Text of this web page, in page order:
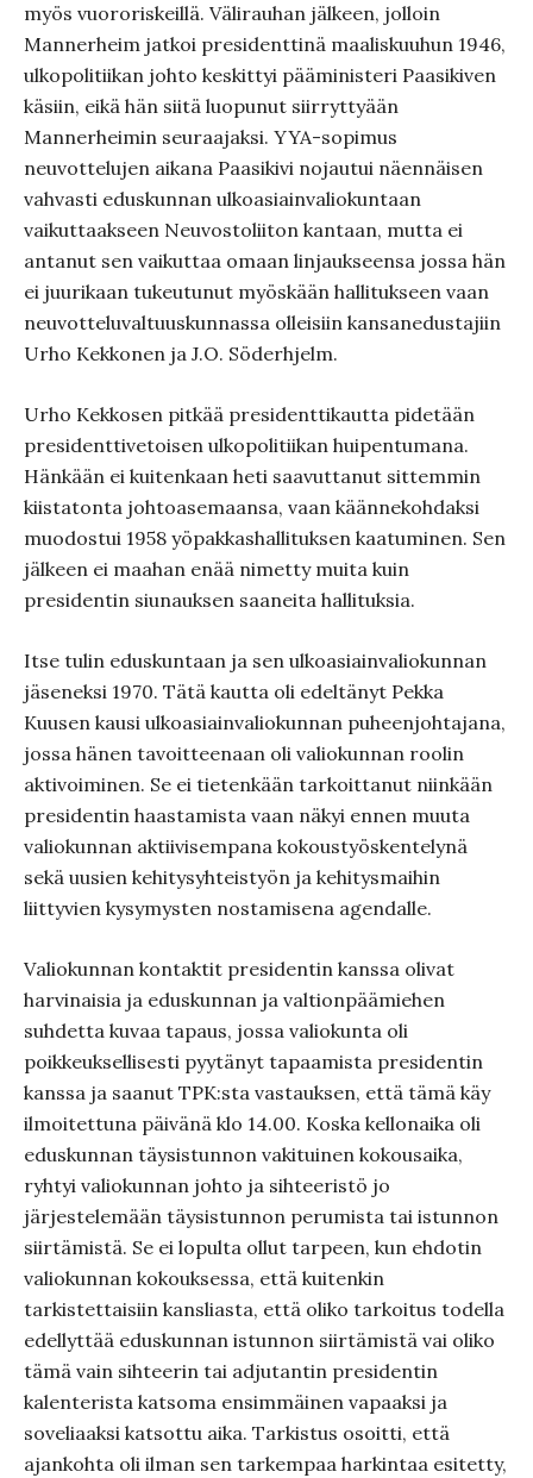
myös vuororiskeillä. Välirauhan jälkeen, jolloin
Mannerheim jatkoi presidenttinä maaliskuuhun 1946,
ulkopolitiikan johto keskittyi pääministeri Paasikiven
käsiin, eikä hän siitä luopunut siirryttyään
Mannerheimin seuraajaksi. YYA-sopimus
neuvottelujen aikana Paasikivi nojautui näennäisen
vahvasti eduskunnan ulkoasiainvaliokuntaan
vaikuttaakseen Neuvostoliiton kantaan, mutta ei
antanut sen vaikuttaa omaan linjaukseensa jossa hän
ei juurikaan tukeutunut myöskään hallitukseen vaan
neuvotteluvaltuuskunnassa olleisiin kansanedustajiin
Urho Kekkonen ja J.O. Söderhjelm.
Urho Kekkosen pitkää presidenttikautta pidetään
presidenttivetoisen ulkopolitiikan huipentumana.
Hänkään ei kuitenkaan heti saavuttanut sittemmin
kiistatonta johtoasemaansa, vaan käännekohdaksi
muodostui 1958 yöpakkashallituksen kaatuminen. Sen
jälkeen ei maahan enää nimetty muita kuin
presidentin siunauksen saaneita hallituksia.
Itse tulin eduskuntaan ja sen ulkoasiainvaliokunnan
jäseneksi 1970. Tätä kautta oli edeltänyt Pekka
Kuusen kausi ulkoasiainvaliokunnan puheenjohtajana,
jossa hänen tavoitteenaan oli valiokunnan roolin
aktivoiminen. Se ei tietenkään tarkoittanut niinkään
presidentin haastamista vaan näkyi ennen muuta
valiokunnan aktiivisempana kokoustyöskentelynä
sekä uusien kehitysyhteistyön ja kehitysmaihin
liittyvien kysymysten nostamisena agendalle.
Valiokunnan kontaktit presidentin kanssa olivat
harvinaisia ja eduskunnan ja valtionpäämiehen
suhdetta kuvaa tapaus, jossa valiokunta oli
poikkeuksellisesti pyytänyt tapaamista presidentin
kanssa ja saanut TPK:sta vastauksen, että tämä käy
ilmoitettuna päivänä klo 14.00. Koska kellonaika oli
eduskunnan täysistunnon vakituinen kokousaika,
ryhtyi valiokunnan johto ja sihteeristö jo
järjestelemään täysistunnon perumista tai istunnon
siirtämistä. Se ei lopulta ollut tarpeen, kun ehdotin
valiokunnan kokouksessa, että kuitenkin
tarkistettaisiin kansliasta, että oliko tarkoitus todella
edellyttää eduskunnan istunnon siirtämistä vai oliko
tämä vain sihteerin tai adjutantin presidentin
kalenterista katsoma ensimmäinen vapaaksi ja
soveliaaksi katsottu aika. Tarkistus osoitti, että
ajankohta oli ilman sen tarkempaa harkintaa esitetty,